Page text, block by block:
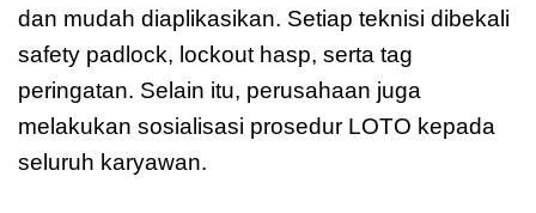
dan mudah diaplikasikan. Setiap teknisi dibekali
safety padlock, lockout hasp, serta tag
peringatan. Selain itu, perusahaan juga
melakukan sosialisasi prosedur LOTO kepada
seluruh karyawan.